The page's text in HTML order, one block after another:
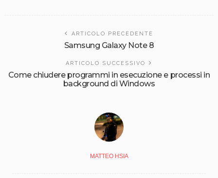
ARTICOLO PRECEDENTE
Samsung Galaxy Note 8
ARTICOLO SUCCESSIVO
Come chiudere programmi in esecuzione e processi in
background di Windows
MATTEO HSIA